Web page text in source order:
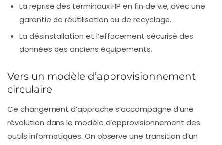
La reprise des terminaux HP en fin de vie, avec une
garantie de réutilisation ou de recyclage.
La désinstallation et l’effacement sécurisé des
données des anciens équipements.
Vers un modèle d’approvisionnement
circulaire
Ce changement d’approche s’accompagne d’une
révolution dans le modèle d’approvisionnement des
outils informatiques. On observe une transition d’un